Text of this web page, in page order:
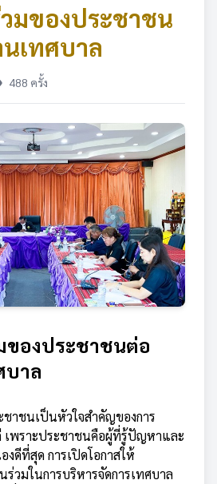
มของประชาชน
เทศบาล
488 ครั้ง
ของประชาชนต่อ
บาล
าชนเป็นหัวใจสำคัญของการ
เพราะประชาชนคือผู้ที่รู้ปัญหาและ
งดีที่สุด การเปิดโอกาสให้
วมในการบริหารจัดการเทศบาล